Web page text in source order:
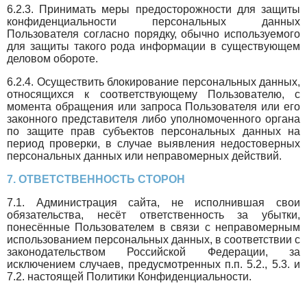
6.2.3. Принимать меры предосторожности для защиты
конфиденциальности персональных данных
Пользователя согласно порядку, обычно используемого
для защиты такого рода информации в существующем
деловом обороте.
6.2.4. Осуществить блокирование персональных данных,
относящихся к соответствующему Пользователю, с
момента обращения или запроса Пользователя или его
законного представителя либо уполномоченного органа
по защите прав субъектов персональных данных на
период проверки, в случае выявления недостоверных
персональных данных или неправомерных действий.
7. ОТВЕТСТВЕННОСТЬ СТОРОН
7.1. Администрация сайта, не исполнившая свои
обязательства, несёт ответственность за убытки,
понесённые Пользователем в связи с неправомерным
использованием персональных данных, в соответствии с
законодательством Российской Федерации, за
исключением случаев, предусмотренных п.п. 5.2., 5.3. и
7.2. настоящей Политики Конфиденциальности.